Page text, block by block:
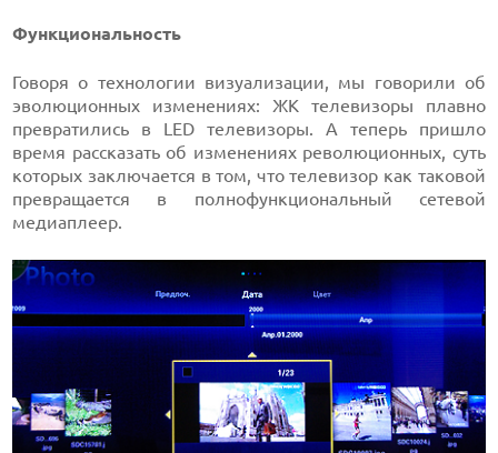
Функциональность
Говоря о технологии визуализации, мы говорили об
эволюционных изменениях: ЖК телевизоры плавно
превратились в LED телевизоры. А теперь пришло
время рассказать об изменениях революционных, суть
которых заключается в том, что телевизор как таковой
превращается в полнофункциональный сетевой
медиаплеер.